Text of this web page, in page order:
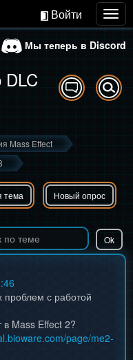
Войти
Мы теперь в Discord
DLC
Mass Effect
тема Новый опрос
с работой
в Mass Effect 2?
page/me2-